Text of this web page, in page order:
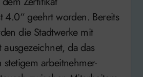
4.0“ geehrt worden. Bereits
die Stadtwerke mit
ausgezeichnet, da das
arbeitnehmer-